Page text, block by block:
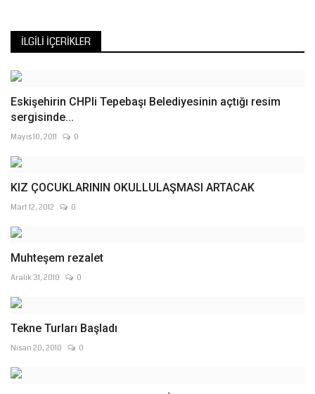
İLGILI İÇERIKLER
Eskişehirin CHPli Tepebaşı Belediyesinin açtığı resim
sergisinde...
Mayıs 10, 2011 0
KIZ ÇOCUKLARININ OKULLULAŞMASI ARTACAK
Mart 12, 2012 0
Muhteşem rezalet
Aralık 31, 2010 0
Tekne Turları Başladı
Nisan 20, 2010 0